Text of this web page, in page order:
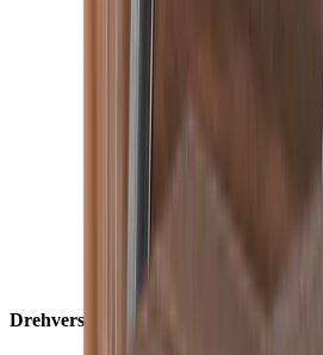
Drehverschluss